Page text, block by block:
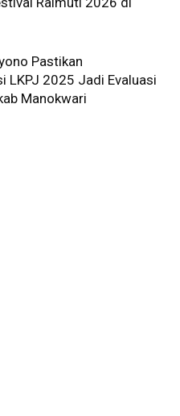
Pastikan
LKPJ 2025 Jadi Evaluasi
Manokwari